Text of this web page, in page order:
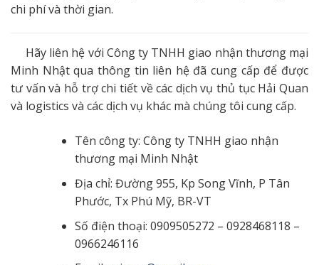
chi phí và thời gian.
Hãy liên hệ với Công ty TNHH giao nhận thương mại
Minh Nhật qua thông tin liên hệ đã cung cấp để được
tư vấn và hỗ trợ chi tiết về các dịch vụ thủ tục Hải Quan
và logistics và các dịch vụ khác mà chúng tôi cung cấp.
Tên công ty: Công ty TNHH giao nhận
thương mại Minh Nhật
Địa chỉ: Đường 955, Kp Song Vĩnh, P Tân
Phước, Tx Phú Mỹ, BR-VT
Số điện thoại: 0909505272 – 0928468118 –
0966246116